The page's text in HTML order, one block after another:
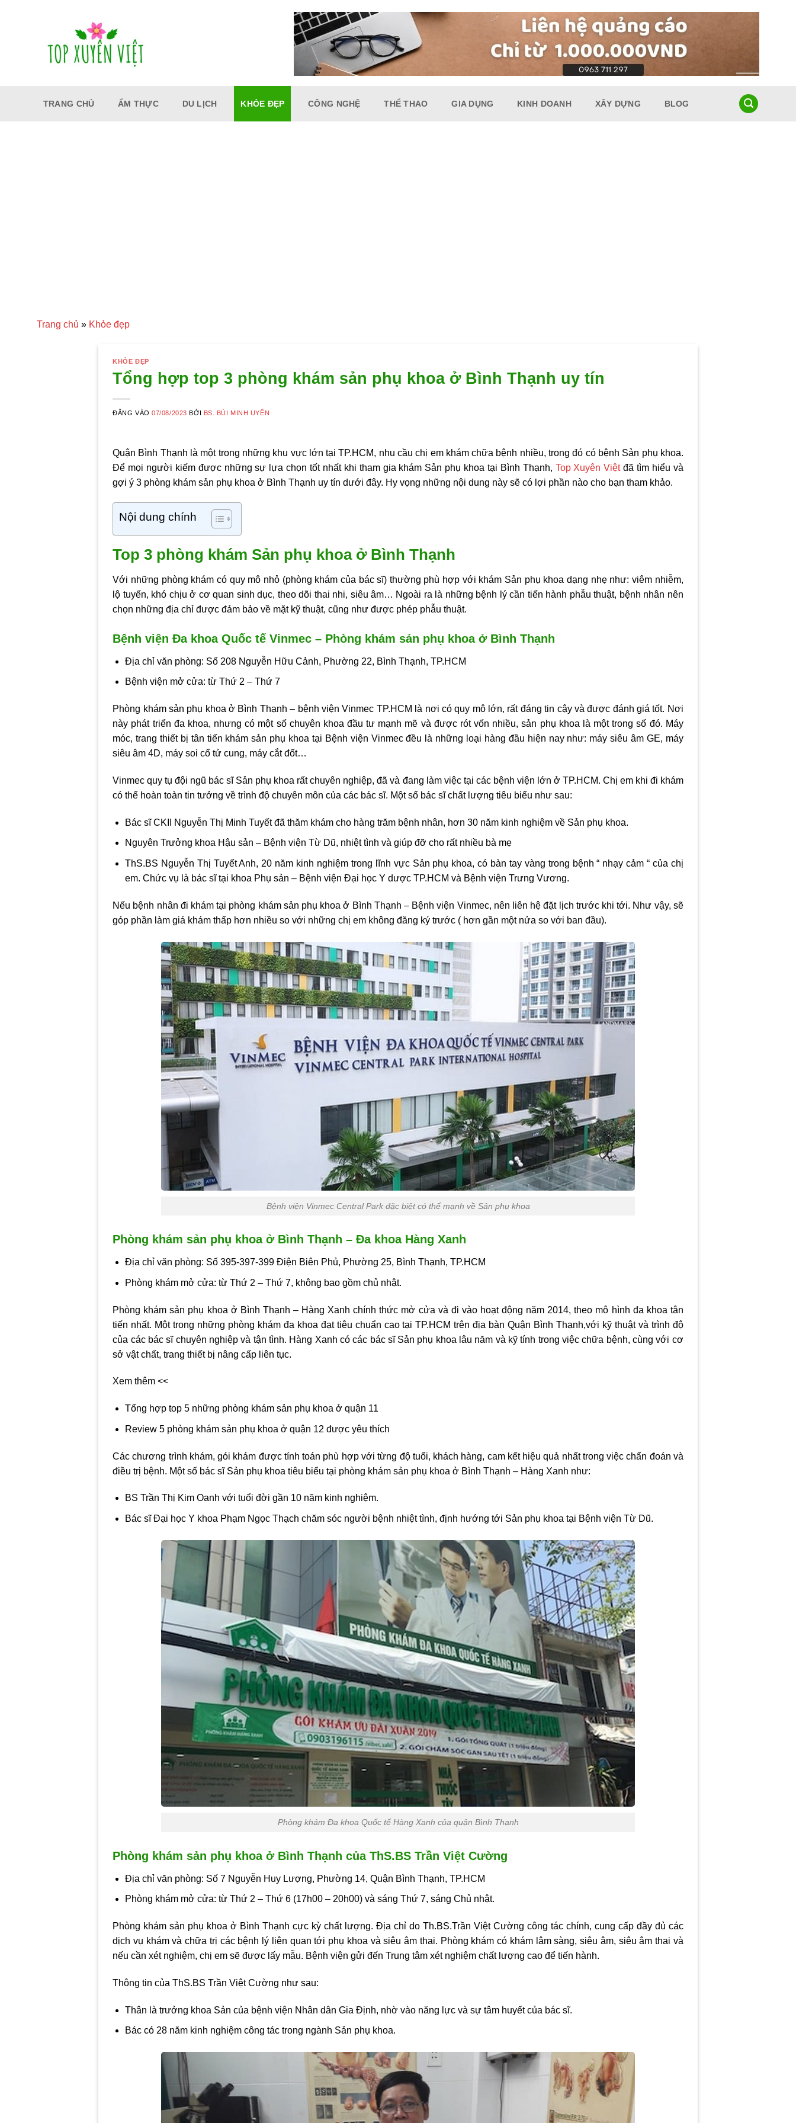
TRANG CHỦ ẨM THỰC DU LỊCH KHỎE ĐẸP CÔNG NGHỆ THỂ THAO GIA DỤNG KINH DOANH XÂY DỰNG BLOG
Trang chủ » Khỏe đẹp
KHỎE ĐẸP
Tổng hợp top 3 phòng khám sản phụ khoa ở Bình Thạnh uy tín
ĐĂNG VÀO07/08/2023 BỞI BS. BÙI MINH UYÊN
Quận Bình Thạnh là một trong những khu vực lớn tại TP.HCM, nhu cầu chị em khám chữa bệnh nhiều, trong đó có bệnh Sản phụ khoa.
Để mọi người kiếm được những sự lựa chọn tốt nhất khi tham gia khám Sản phụ khoa tại Bình Thạnh, Top Xuyên Việtđã tìm hiểu và
gợi ý 3 phòng khám sản phụ khoa ở Bình Thạnh uy tín dưới đây. Hy vọng những nội dung này sẽ có lợi phần nào cho bạn tham khảo.
Nội dung chính
Top 3 phòng khám Sản phụ khoa ở Bình Thạnh
Với những phòng khám có quy mô nhỏ (phòng khám của bác sĩ) thường phù hợp với khám Sản phụ khoa dạng nhẹ như: viêm nhiễm,
lộ tuyến, khó chịu ở cơ quan sinh dục, theo dõi thai nhi, siêu âm… Ngoài ra là những bệnh lý cần tiến hành phẫu thuật, bệnh nhân nên
chọn những địa chỉ được đảm bảo về mặt kỹ thuật, cũng như được phép phẫu thuật.
Bệnh viện Đa khoa Quốc tế Vinmec – Phòng khám sản phụ khoa ở Bình Thạnh
Địa chỉ văn phòng: Số 208 Nguyễn Hữu Cảnh, Phường 22, Bình Thạnh, TP.HCM
Bệnh viện mở cửa: từ Thứ 2 – Thứ 7
Phòng khám sản phụ khoa ở Bình Thạnh – bệnh viện Vinmec TP.HCM là nơi có quy mô lớn, rất đáng tin cậy và được đánh giá tốt. Nơi
này phát triển đa khoa, nhưng có một số chuyên khoa đầu tư mạnh mẽ và được rót vốn nhiều, sản phụ khoa là một trong số đó. Máy
móc, trang thiết bị tân tiến khám sản phụ khoa tại Bệnh viện Vinmec đều là những loại hàng đầu hiện nay như: máy siêu âm GE, máy
siêu âm 4D, máy soi cổ tử cung, máy cắt đốt…
Vinmec quy tụ đội ngũ bác sĩ Sản phụ khoa rất chuyên nghiệp, đã và đang làm việc tại các bệnh viện lớn ở TP.HCM. Chị em khi đi khám
có thể hoàn toàn tin tưởng về trình độ chuyên môn của các bác sĩ. Một số bác sĩ chất lượng tiêu biểu như sau:
Bác sĩ CKII Nguyễn Thị Minh Tuyết đã thăm khám cho hàng trăm bệnh nhân, hơn 30 năm kinh nghiệm về Sản phụ khoa.
Nguyên Trưởng khoa Hậu sản – Bệnh viện Từ Dũ, nhiệt tình và giúp đỡ cho rất nhiều bà mẹ
ThS.BS Nguyễn Thị Tuyết Anh, 20 năm kinh nghiệm trong lĩnh vực Sản phụ khoa, có bàn tay vàng trong bệnh “ nhạy cảm “ của chị
em. Chức vụ là bác sĩ tại khoa Phụ sản – Bệnh viện Đại học Y dược TP.HCM và Bệnh viện Trưng Vương.
Nếu bệnh nhân đi khám tại phòng khám sản phụ khoa ở Bình Thạnh – Bệnh viện Vinmec, nên liên hệ đặt lịch trước khi tới. Như vậy, sẽ
góp phần làm giá khám thấp hơn nhiều so với những chị em không đăng ký trước ( hơn gần một nửa so với ban đầu).
Bệnh viện Vinmec Central Park đặc biệt có thế mạnh về Sản phụ khoa
Phòng khám sản phụ khoa ở Bình Thạnh – Đa khoa Hàng Xanh
Địa chỉ văn phòng: Số 395-397-399 Điện Biên Phủ, Phường 25, Bình Thạnh, TP.HCM
Phòng khám mở cửa: từ Thứ 2 – Thứ 7, không bao gồm chủ nhật.
Phòng khám sản phụ khoa ở Bình Thạnh –Hàng Xanh chính thức mở cửa và đi vào hoạt động năm 2014, theo mô hình đa khoa tân
tiến nhất. Một trong những phòng khám đa khoa đạt tiêu chuẩn cao tại TP.HCM trên địa bàn Quận Bình Thạnh,với kỹ thuật và trình độ
của các bác sĩ chuyên nghiệp và tận tình. Hàng Xanh có các bác sĩ Sản phụ khoa lâu năm và kỹ tính trong việc chữa bệnh, cùng với cơ
sở vật chất, trang thiết bị nâng cấp liên tục.
Xem thêm <<
Tổng hợp top 5 những phòng khám sản phụ khoa ở quận 11
Review 5 phòng khám sản phụ khoa ở quận 12 được yêu thích
Các chương trình khám, gói khám được tính toán phù hợp với từng độ tuổi, khách hàng, cam kết hiệu quả nhất trong việc chẩn đoán và
điều trị bệnh. Một số bác sĩ Sản phụ khoa tiêu biểu tại phòng khám sản phụ khoa ở Bình Thạnh – Hàng Xanh như:
BS Trần Thị Kim Oanh với tuổi đời gần 10 năm kinh nghiệm.
Bác sĩ Đại học Y khoa Phạm Ngọc Thạch chăm sóc người bệnh nhiệt tình, định hướng tới Sản phụ khoa tại Bệnh viện Từ Dũ.
Phòng khám Đa khoa Quốc tế Hàng Xanh của quận Bình Thạnh
Phòng khám sản phụ khoa ở Bình Thạnh của ThS.BS Trần Việt Cường
Địa chỉ văn phòng: Số 7 Nguyễn Huy Lượng, Phường 14, Quận Bình Thạnh, TP.HCM
Phòng khám mở cửa: từ Thứ 2 – Thứ 6 (17h00 – 20h00) và sáng Thứ 7, sáng Chủ nhật.
Phòng khám sản phụ khoa ở Bình Thạnh cực kỳ chất lượng. Địa chỉ do Th.BS.Trần Việt Cường công tác chính, cung cấp đầy đủ các
dịch vụ khám và chữa trị các bệnh lý liên quan tới phụ khoa và siêu âm thai. Phòng khám có khám lâm sàng, siêu âm, siêu âm thai và
nếu cần xét nghiệm, chị em sẽ được lấy mẫu. Bệnh viện gửi đến Trung tâm xét nghiệm chất lượng cao để tiến hành.
Thông tin của ThS.BS Trần Việt Cường như sau:
Thân là trưởng khoa Sản của bệnh viện Nhân dân Gia Định, nhờ vào năng lực và sự tâm huyết của bác sĩ.
Bác có 28 năm kinh nghiệm công tác trong ngành Sản phụ khoa.